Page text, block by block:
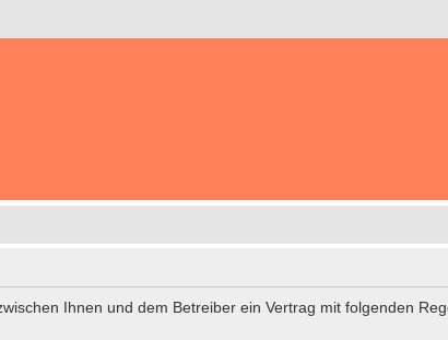
Ihnen und dem Betreiber ein Vertrag mit folgenden